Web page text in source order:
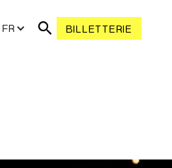
FR BILLETTERIE